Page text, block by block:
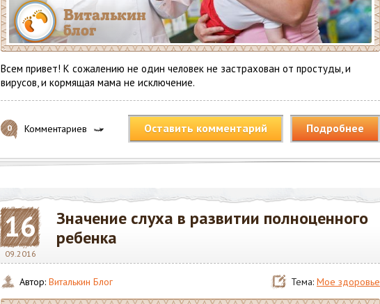
Всем привет! К сожалению не один человек не застрахован от простуды, и
вирусов, и кормящая мама не исключение.
0 Комментариев Подробнее
Оставить комментарий
16
09.2016
Значение слуха в развитии полноценного
ребенка
Автор: Виталькин Блог Тема: Мое здоровье